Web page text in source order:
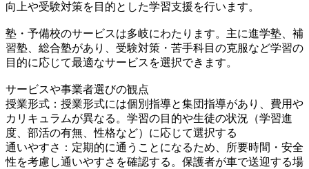
向上や受験対策を目的とした学習支援を行います。
塾・予備校のサービスは多岐にわたります。主に進学塾、補
習塾、総合塾があり、受験対策・苦手科目の克服など学習の
目的に応じて最適なサービスを選択できます。
サービスや事業者選びの観点
授業形式：授業形式には個別指導と集団指導があり、費用や
カリキュラムが異なる。学習の目的や生徒の状況（学習進
度、部活の有無、性格など）に応じて選択する
通いやすさ：定期的に通うことになるため、所要時間・安全
性を考慮し通いやすさを確認する。保護者が車で送迎する場